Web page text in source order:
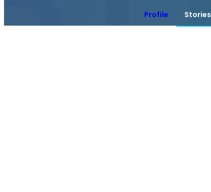
Profile Stories